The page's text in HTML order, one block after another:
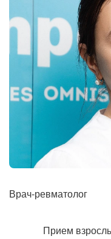
Рентгенология
Врач-ревматолог
Прием